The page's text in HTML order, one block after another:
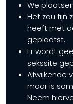
We
Het zou fijn
heeft met
geplaatst.
Er wordt
sekssite
Afwijkende
maar is
Neem